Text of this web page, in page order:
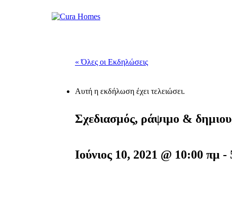
« Όλες οι Εκδηλώσεις
Αυτή η εκδήλωση έχει τελειώσει.
Σχεδιασμός, ράψιμο &
Ιούνιος 10, 2021 @ 10:00 πμ -